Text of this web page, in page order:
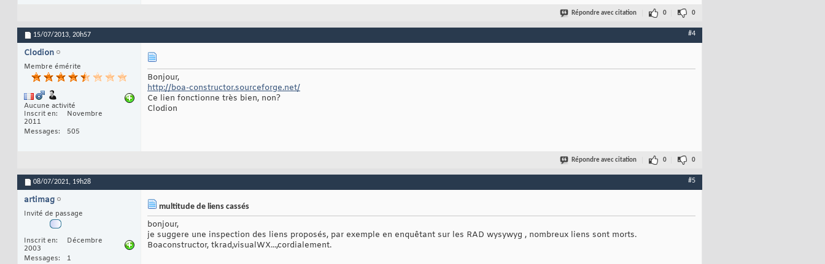
Répondre avec citation 0 0
15/07/2013, 20h57 #4
Clodion
Membre émérite
Aucune activité
Inscrit en
Novembre
2011
Messages
505
Bonjour,
http://boa-constructor.sourceforge.net/
Ce lien fonctionne très bien, non?
Clodion
Répondre avec citation 0 0
08/07/2021, 19h28 #5
artimag
Invité de passage
Inscrit en
Décembre
2003
Messages
1
multitude de liens cassés
bonjour,
je suggere une inspection des liens proposés, par exemple en enquêtant sur les RAD wysywyg , nombreux liens sont morts.
Boaconstructor, tkrad,visualWX...,cordialement.